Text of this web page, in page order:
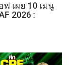
เผย 10 เมนู
2026 :